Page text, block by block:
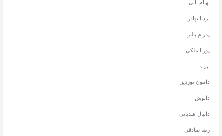
بهنام بانی
بردیا بهادر
پدرام پالیز
پوریا ملکی
پیربد
دامون نوردین
دانوش
دانیال هندیانی
رضا صادقی